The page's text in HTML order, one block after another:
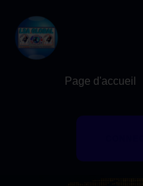
Page d'accueil